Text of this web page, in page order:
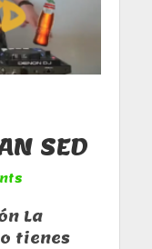
SED
La
tienes